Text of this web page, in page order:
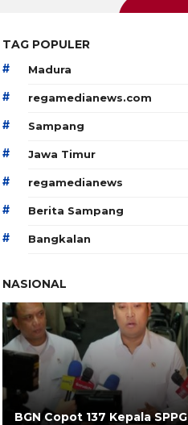
TAG POPULER
# Madura
# regamedianews.com
# Sampang
# Jawa Timur
# regamedianews
# Berita Sampang
# Bangkalan
NASIONAL
BGN Copot 137 Kepala SPPG